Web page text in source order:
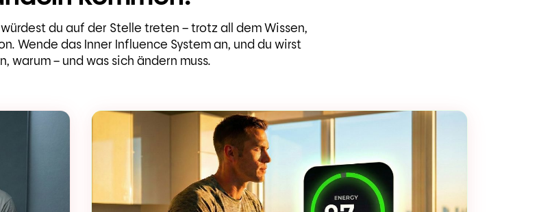
du auf der Stelle treten – trotz all dem Wissen,
Wende das Inner Influence System an, und du wirst
warum – und was sich ändern muss.